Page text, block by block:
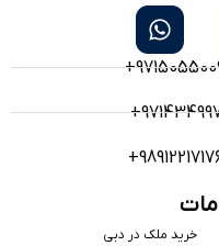
خرید ملک در دبی